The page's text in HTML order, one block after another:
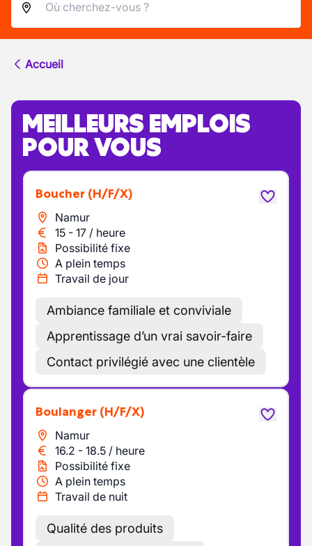
Accueil
MEILLEURS EMPLOIS
POUR VOUS
Boucher (H/F/X)
Namur
15 - 17 / heure
Possibilité fixe
A plein temps
Travail de jour
Ambiance familiale et conviviale
Apprentissage d’un vrai savoir-faire
Contact privilégié avec une clientèle
Boulanger (H/F/X)
Namur
16.2 - 18.5 / heure
Possibilité fixe
A plein temps
Travail de nuit
Qualité des produits